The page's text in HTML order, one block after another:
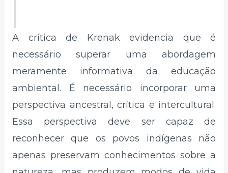
A crítica de Krenak evidencia que é
necessário superar uma abordagem
meramente informativa da educação
ambiental. É necessário incorporar uma
perspectiva ancestral, crítica e intercultural.
Essa perspectiva deve ser capaz de
reconhecer que os povos indígenas não
apenas preservam conhecimentos sobre a